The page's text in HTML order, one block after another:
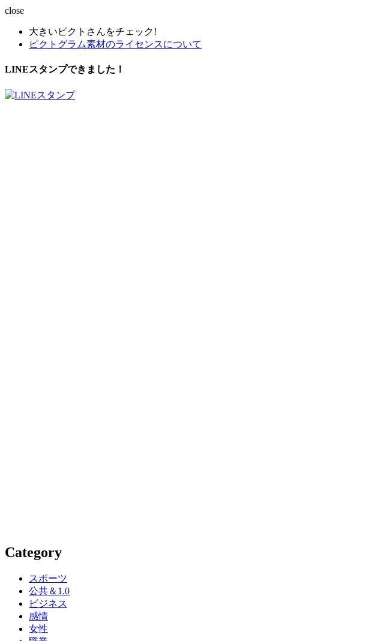
close
大きいピクトさんをチェック!
ピクトグラム素材のライセンスについて
LINEスタンプできました！
Category
スポーツ
公共＆1.0
ビジネス
感情
女性